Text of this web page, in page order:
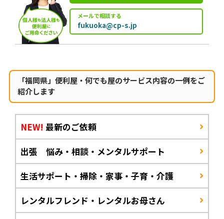
メールで相談する
fukuoka@cp-s.jp
「福岡県」便利屋・何でも屋のサービス内容の一例をご
紹介します
NEW! 最新のご依頼
出張 悩み・相談・メンタルサポート
生活サポート・掃除・家事・子育・介護
レンタルフレンド・レンタルお母さん